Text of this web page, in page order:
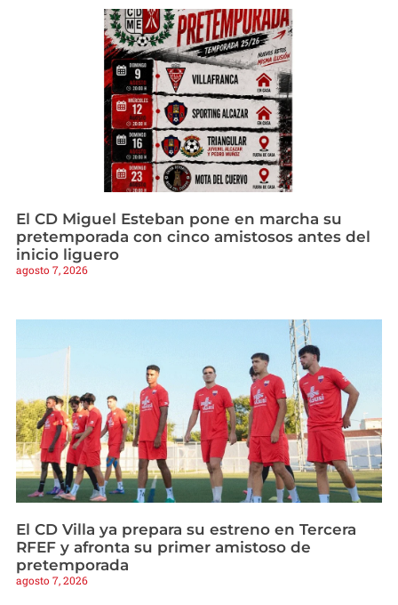
El CD Miguel Esteban pone en marcha su
pretemporada con cinco amistosos antes del
inicio liguero
agosto 7, 2026
El CD Villa ya prepara su estreno en Tercera
RFEF y afronta su primer amistoso de
pretemporada
agosto 7, 2026